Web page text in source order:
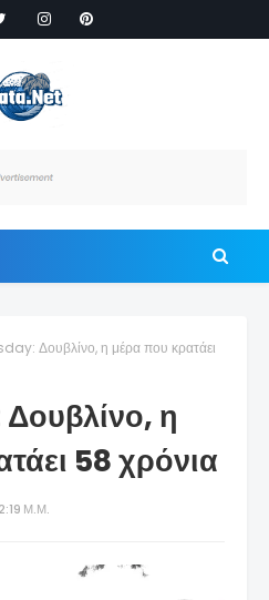
Δουβλίνο, η μέρα που κρατάει
η
58 χρόνια
Μ.Μ.